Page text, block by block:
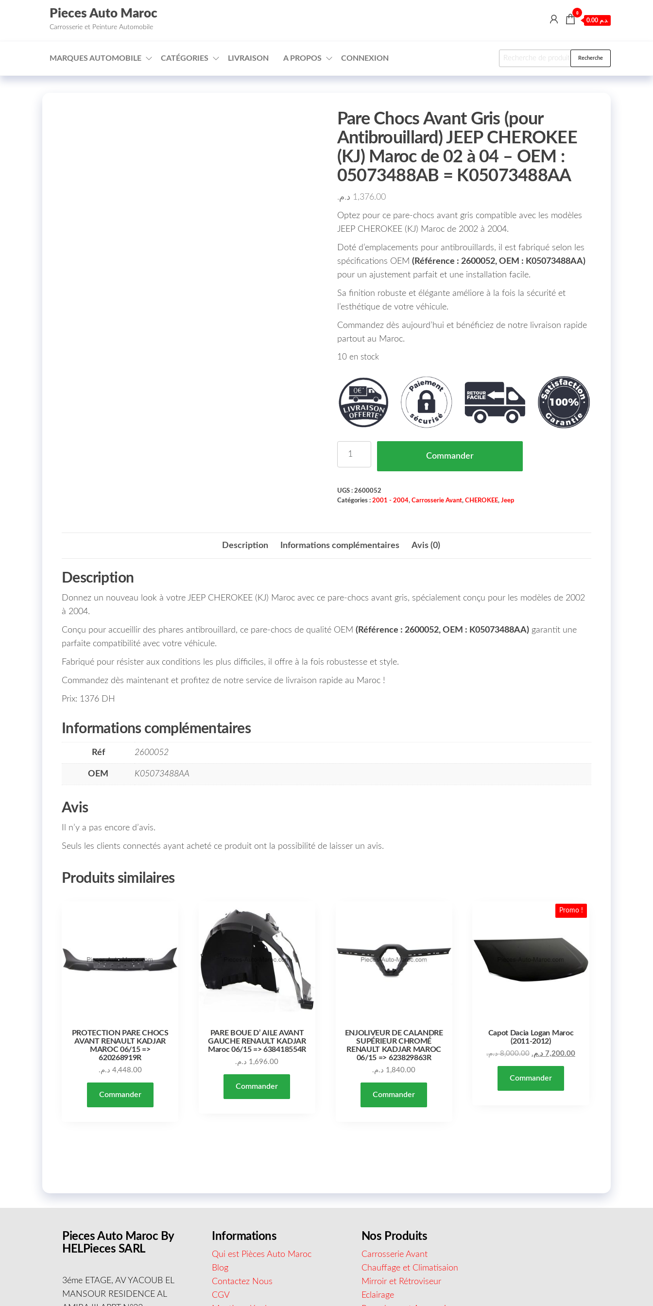
□
Aller au contenu
Pieces Auto Maroc
Carrosserie et Peinture Automobile
0
0.00 د.م.
MARQUES AUTOMOBILE CATÉGORIES LIVRAISON A PROPOS CONNEXION Recherche pour : Recherche
Pare Chocs Avant Gris (pour
Antibrouillard) JEEP CHEROKEE
(KJ) Maroc de 02 à 04 – OEM :
05073488AB = K05073488AA
1,376.00 د.م.
Optez pour ce pare-chocs avant gris compatible avec les modèles
JEEP CHEROKEE (KJ) Maroc de 2002 à 2004.
Doté d’emplacements pour antibrouillards, il est fabriqué selon les
spécifications OEM (Référence : 2600052, OEM : K05073488AA)
pour un ajustement parfait et une installation facile.
Sa finition robuste et élégante améliore à la fois la sécurité et
l’esthétique de votre véhicule.
Commandez dès aujourd’hui et bénéficiez de notre livraison rapide
partout au Maroc.
10 en stock
Commander
UGS : 2600052
Catégories : 2001 - 2004, Carrosserie Avant, CHEROKEE, Jeep
Description Informations complémentaires Avis (0)
Description
Donnez un nouveau look à votre JEEP CHEROKEE (KJ) Maroc avec ce pare-chocs avant gris, spécialement conçu pour les modèles de 2002
à 2004.
Conçu pour accueillir des phares antibrouillard, ce pare-chocs de qualité OEM (Référence : 2600052, OEM : K05073488AA) garantit une
parfaite compatibilité avec votre véhicule.
Fabriqué pour résister aux conditions les plus difficiles, il offre à la fois robustesse et style.
Commandez dès maintenant et profitez de notre service de livraison rapide au Maroc !
Prix: 1376 DH
Informations complémentaires
Réf 2600052
OEM K05073488AA
Avis
Il n’y a pas encore d’avis.
Seuls les clients connectés ayant acheté ce produit ont la possibilité de laisser un avis.
Produits similaires
PROTECTION PARE CHOCS
AVANT RENAULT KADJAR
MAROC 06/15 =>
620268919R
4,448.00 د.م.
Commander
PARE BOUE D’ AILE AVANT
GAUCHE RENAULT KADJAR
Maroc 06/15 => 638418554R
1,696.00 د.م.
Commander
ENJOLIVEUR DE CALANDRE
SUPÉRIEUR CHROMÉ
RENAULT KADJAR MAROC
06/15 => 623829863R
1,840.00 د.م.
Commander
Promo !
Capot Dacia Logan Maroc
(2011-2012)
8,000.00 د.م. 7,200.00 د.م.
Commander
Pieces Auto Maroc By
HELPieces SARL
3éme ETAGE, AV YACOUB EL
MANSOUR RESIDENCE AL
Informations
Qui est Pièces Auto Maroc
Blog
Contactez Nous
CGV
Nos Produits
Carrosserie Avant
Chauffage et Climatisaion
Mirroir et Rétroviseur
Eclairage